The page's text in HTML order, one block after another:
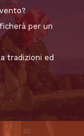
per un
tradizioni ed